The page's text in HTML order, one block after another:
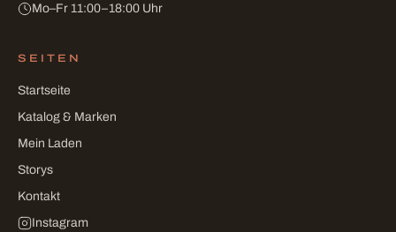
Mo–Fr 11:00–18:00 Uhr
SEITEN
Startseite
Katalog & Marken
Mein Laden
Storys
Kontakt
Instagram